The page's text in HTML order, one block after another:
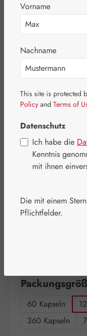
Bildergalerie
Regulärer Preis:
97,60 €
Inhalt:0.024
60 Kapseln
360 Kapseln
Vorname
Nachname
This site is protected
Policy and Terms of
Datenschutz
Ich habe die
Kenntnis
mit ihnen
Die mit einem
Pflichtfelder.